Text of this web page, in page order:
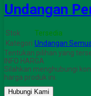
Undangan
Stok
Tersedia
Kategori Undangan
Tentukan pilihan yang
INFO HARGA
Silahkan menghubungi
harga produk ini.
Hubungi Kami